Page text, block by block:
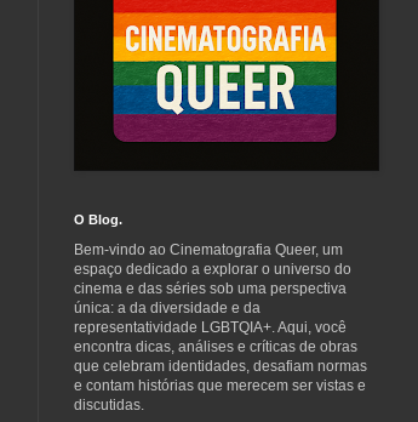
O Blog.
Bem-vindo ao Cinematografia Queer, um
espaço dedicado a explorar o universo do
cinema e das séries sob uma perspectiva
única: a da diversidade e da
representatividade LGBTQIA+. Aqui, você
encontra dicas, análises e críticas de obras
que celebram identidades, desafiam normas
e contam histórias que merecem ser vistas e
discutidas.